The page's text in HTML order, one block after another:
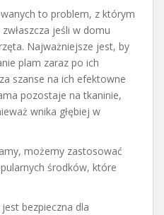
to problem, z którym
jeśli w domu
Najważniejsze jest, by
plam zaraz po ich
szanse na ich efektowne
pozostaje na tkaninie,
wnika głębiej w
możemy zastosować
środków, które
bezpieczna dla